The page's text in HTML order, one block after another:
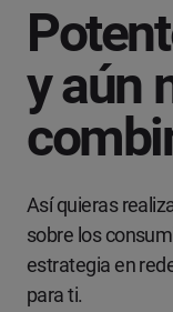
y aún
Así quieras
sobre los
estrategia en
para ti.